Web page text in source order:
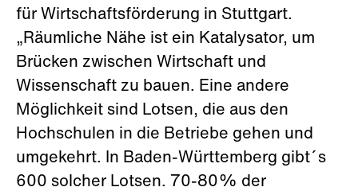
für Wirtschaftsförderung in Stuttgart.
„Räumliche Nähe ist ein Katalysator, um
Brücken zwischen Wirtschaft und
Wissenschaft zu bauen. Eine andere
Möglichkeit sind Lotsen, die aus den
Hochschulen in die Betriebe gehen und
umgekehrt. In Baden-Württemberg gibt´s
600 solcher Lotsen. 70-80% der